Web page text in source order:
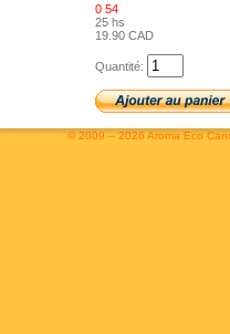
0 54
25 hs
19.90 CAD
Quantité:
© 2009 – 2026 Aroma Eco